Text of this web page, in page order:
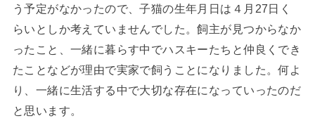
う予定がなかったので、子猫の生年月日は４月27日く
らいとしか考えていませんでした。飼主が見つからなか
ったこと、一緒に暮らす中でハスキーたちと仲良くでき
たことなどが理由で実家で飼うことになりました。何よ
り、一緒に生活する中で大切な存在になっていったのだ
と思います。